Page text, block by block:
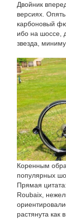
Двойник
версиях.
карбоновый
ибо на шоссе,
звезда,
Коренным
популярных
Прямая
Roubaix,
растянута как